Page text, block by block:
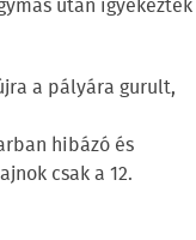
után igyekeztek
a pályára gurult,
hibázó és
csak a 12.